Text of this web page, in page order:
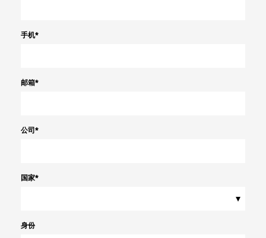
手机*
邮箱*
公司 *
国家*
▾
身份